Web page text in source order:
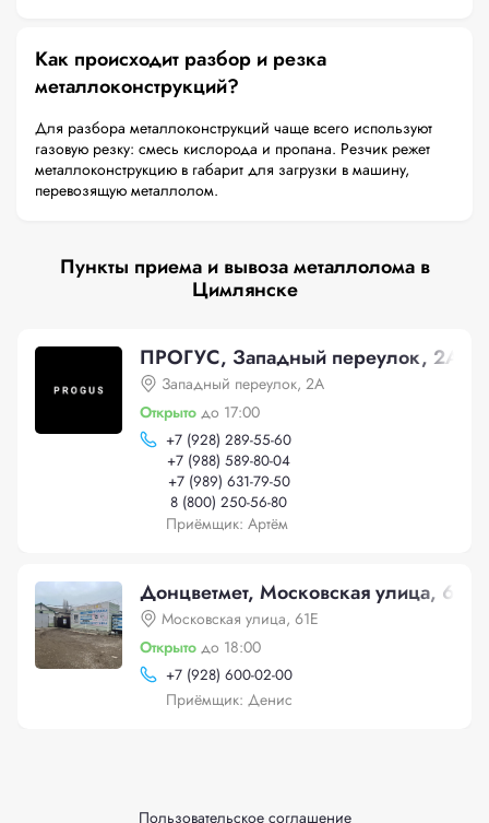
Как происходит разбор и резка
металлоконструкций?
Для разбора металлоконструкций чаще всего используют
газовую резку: смесь кислорода и пропана. Резчик режет
металлоконструкцию в габарит для загрузки в машину,
перевозящую металлолом.
Пункты приема и вывоза металлолома в
Цимлянске
ПРОГУС, Западный переулок, 2А
Западный переулок, 2А
Открыто до 17:00
+7 (928) 289-55-60
+7 (988) 589-80-04
+7 (989) 631-79-50
8 (800) 250-56-80
Приёмщик: Артём
Донцветмет, Московская улица, 61Е
Московская улица, 61Е
Открыто до 18:00
+7 (928) 600-02-00
Приёмщик: Денис
Пользовательское соглашение